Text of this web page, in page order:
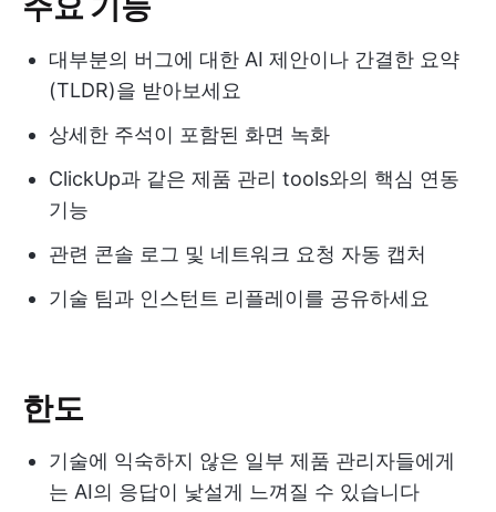
대부분의 버그에 대한 AI 제안이나 간결한 요약
(TLDR)을 받아보세요
상세한 주석이 포함된 화면 녹화
ClickUp과 같은 제품 관리 tools와의 핵심 연동
기능
관련 콘솔 로그 및 네트워크 요청 자동 캡처
기술 팀과 인스턴트 리플레이를 공유하세요
한도
기술에 익숙하지 않은 일부 제품 관리자들에게
는 AI의 응답이 낯설게 느껴질 수 있습니다